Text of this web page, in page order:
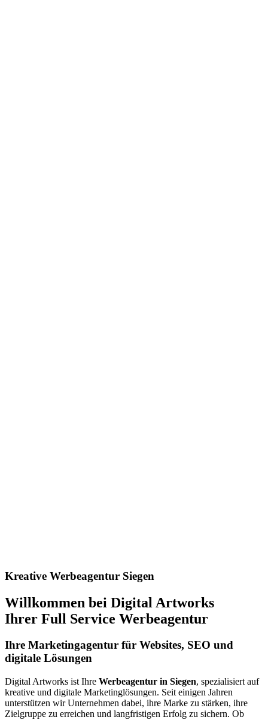
Kreative Werbeagentur Siegen
Willkommen bei Digital Artworks
Ihrer Full Service Werbeagentur
Ihre Marketingagentur für Websites, SEO und
digitale Lösungen
Digital Artworks ist Ihre Werbeagentur in Siegen, spezialisiert auf
kreative und digitale Marketinglösungen. Seit einigen Jahren
unterstützen wir Unternehmen dabei, ihre Marke zu stärken, ihre
Zielgruppe zu erreichen und langfristigen Erfolg zu sichern. Ob